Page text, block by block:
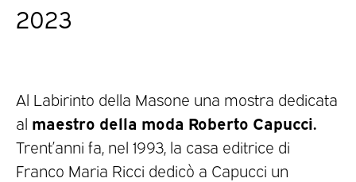
2023
Al Labirinto della Masone una mostra dedicata
al maestro della moda Roberto Capucci.
Trent’anni fa, nel 1993, la casa editrice di
Franco Maria Ricci dedicò a Capucci un